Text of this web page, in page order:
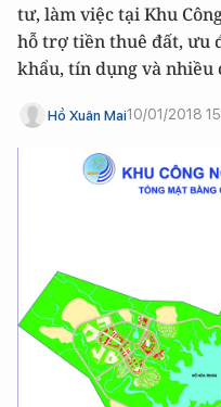
tư, làm việc tại Khu
hỗ trợ tiền thuê đất, ưu
khẩu, tín dụng và nhiều
Hồ Xuân Mai10/01/2018